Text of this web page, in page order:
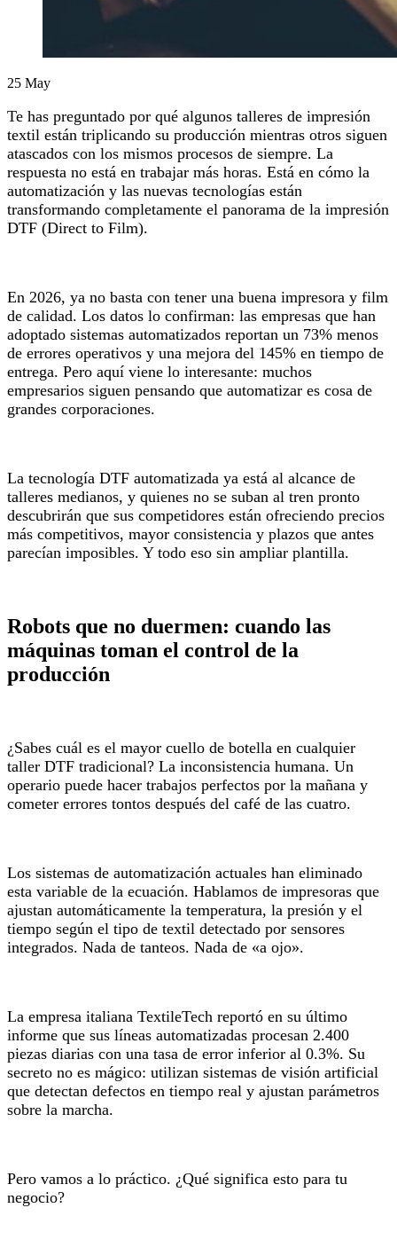
25 May
Te has preguntado por qué algunos talleres de impresión
textil están triplicando su producción mientras otros siguen
atascados con los mismos procesos de siempre. La
respuesta no está en trabajar más horas. Está en cómo la
automatización y las nuevas tecnologías están
transformando completamente el panorama de la impresión
DTF (Direct to Film).
En 2026, ya no basta con tener una buena impresora y film
de calidad. Los datos lo confirman: las empresas que han
adoptado sistemas automatizados reportan un 73% menos
de errores operativos y una mejora del 145% en tiempo de
entrega. Pero aquí viene lo interesante: muchos
empresarios siguen pensando que automatizar es cosa de
grandes corporaciones.
La tecnología DTF automatizada ya está al alcance de
talleres medianos, y quienes no se suban al tren pronto
descubrirán que sus competidores están ofreciendo precios
más competitivos, mayor consistencia y plazos que antes
parecían imposibles. Y todo eso sin ampliar plantilla.
Robots que no duermen: cuando las
máquinas toman el control de la
producción
¿Sabes cuál es el mayor cuello de botella en cualquier
taller DTF tradicional? La inconsistencia humana. Un
operario puede hacer trabajos perfectos por la mañana y
cometer errores tontos después del café de las cuatro.
Los sistemas de automatización actuales han eliminado
esta variable de la ecuación. Hablamos de impresoras que
ajustan automáticamente la temperatura, la presión y el
tiempo según el tipo de textil detectado por sensores
integrados. Nada de tanteos. Nada de «a ojo».
La empresa italiana TextileTech reportó en su último
informe que sus líneas automatizadas procesan 2.400
piezas diarias con una tasa de error inferior al 0.3%. Su
secreto no es mágico: utilizan sistemas de visión artificial
que detectan defectos en tiempo real y ajustan parámetros
sobre la marcha.
Pero vamos a lo práctico. ¿Qué significa esto para tu
negocio?